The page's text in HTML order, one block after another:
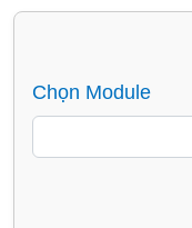
Chọn Module